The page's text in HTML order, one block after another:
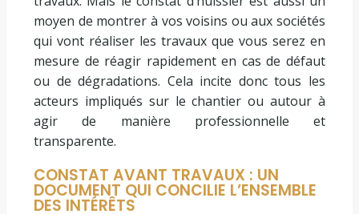
moyen de montrer à vos voisins ou aux sociétés
qui vont réaliser les travaux que vous serez en
mesure de réagir rapidement en cas de défaut
ou de dégradations. Cela incite donc tous les
acteurs impliqués sur le chantier ou autour à
agir de manière professionnelle et
transparente.
CONSTAT AVANT TRAVAUX : UN
DOCUMENT QUI CONCILIE L’ENSEMBLE
DES INTÉRÊTS